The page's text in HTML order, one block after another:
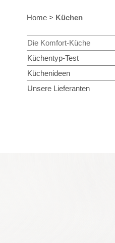
Home > Küchen
Die Komfort-Küche
Küchentyp-Test
Küchenideen
Unsere Lieferanten